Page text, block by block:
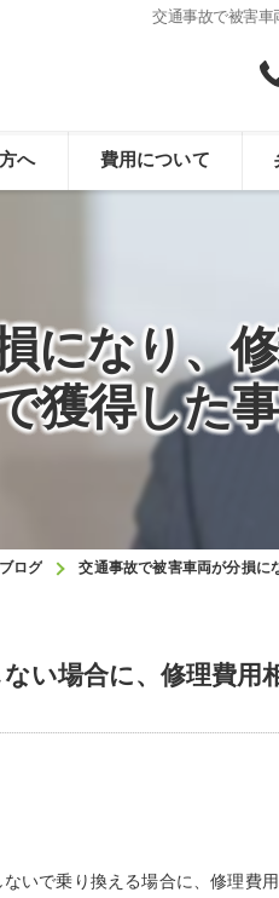
交通事故で被害
へ 費用について
になり、
獲得した
ブログ 交通事故で被害車両が分損に
い場合に、修理費用
で乗り換える場合に、修理費